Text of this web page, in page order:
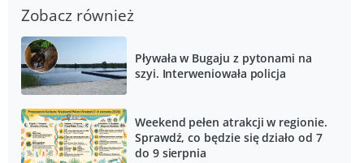
Zobacz również
Pływała w Bugaju z pytonami na
szyi. Interweniowała policja
Weekend pełen atrakcji w regionie.
Sprawdź, co będzie się działo od 7
do 9 sierpnia